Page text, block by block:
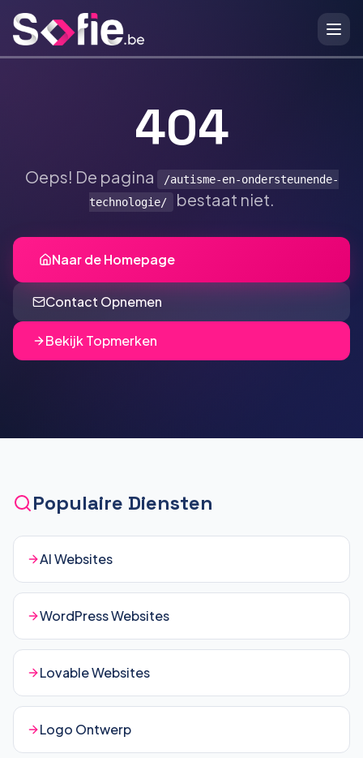
404
Oeps! De pagina
/autisme-en-ondersteunende-
technologie/ bestaat niet.
Naar de Homepage
Contact Opnemen
Bekijk Topmerken
Populaire Diensten
AI Websites
WordPress Websites
Lovable Websites
Logo Ontwerp